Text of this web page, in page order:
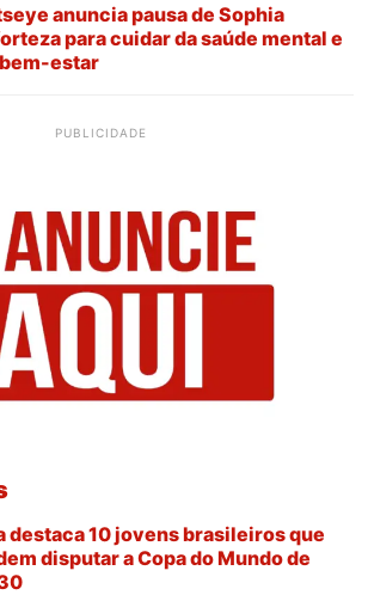
anuncia pausa de Sophia
para cuidar da saúde mental e
estar
PUBLICIDADE
destaca 10 jovens brasileiros que
disputar a Copa do Mundo de